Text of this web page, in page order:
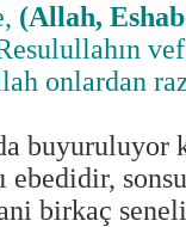
(Allah,
onlardan
buyuruluyor
ebedidir,
birkaç